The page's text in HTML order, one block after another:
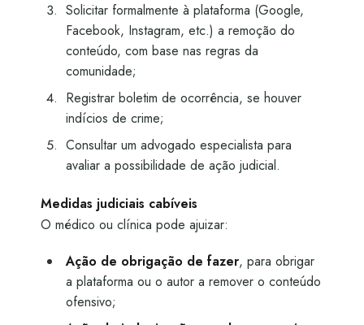
Solicitar formalmente à plataforma (Google,
Facebook, Instagram, etc.) a remoção do
conteúdo, com base nas regras da
comunidade;
Registrar boletim de ocorrência, se houver
indícios de crime;
Consultar um advogado especialista para
avaliar a possibilidade de ação judicial.
Medidas judiciais cabíveis
O médico ou clínica pode ajuizar:
Ação de obrigação de fazer, para obrigar
a plataforma ou o autor a remover o conteúdo
ofensivo;